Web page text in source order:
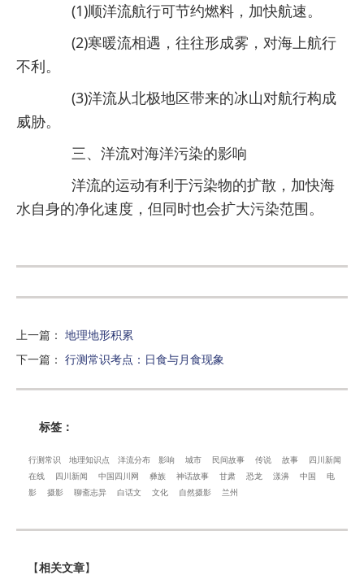
(1)顺洋流航行可节约燃料，加快航速。
(2)寒暖流相遇，往往形成雾，对海上航行
不利。
(3)洋流从北极地区带来的冰山对航行构成
威胁。
三、洋流对海洋污染的影响
洋流的运动有利于污染物的扩散，加快海
水自身的净化速度，但同时也会扩大污染范围。
上一篇 ： 地理地形积累
下一篇 ： 行测常识考点：日食与月食现象
标签：
行测常识 地理知识点 洋流分布 影响 城市 民间故事 传说 故事
四川新闻
在线
四川新闻 中国四川网 彝族 神话故事 甘肃 恐龙 漾濞 中国
电
影
摄影 聊斋志异 白话文 文化 自然摄影 兰州
【相关文章】